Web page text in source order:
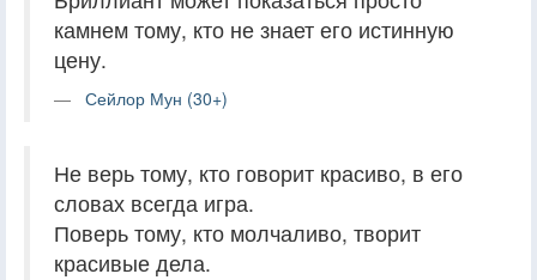
камнем тому, кто не знает его истинную
цену.
Сейлор Мун (30+)
Не верь тому, кто говорит красиво, в его
словах всегда игра.
Поверь тому, кто молчаливо, творит
красивые дела.